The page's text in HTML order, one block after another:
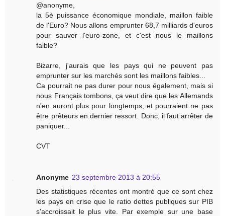
@anonyme,
la 5è puissance économique mondiale, maillon faible
de l'Euro? Nous allons emprunter 68,7 milliards d'euros
pour sauver l'euro-zone, et c'est nous le maillons
faible?
Bizarre, j'aurais que les pays qui ne peuvent pas
emprunter sur les marchés sont les maillons faibles...
Ca pourrait ne pas durer pour nous également, mais si
nous Français tombons, ça veut dire que les Allemands
n'en auront plus pour longtemps, et pourraient ne pas
être prêteurs en dernier ressort. Donc, il faut arrêter de
paniquer...
CVT
Anonyme 23 septembre 2013 à 20:55
Des statistiques récentes ont montré que ce sont chez
les pays en crise que le ratio dettes publiques sur PIB
s'accroissait le plus vite. Par exemple sur une base